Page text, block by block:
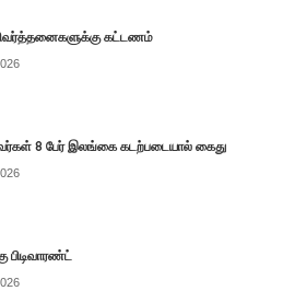
கட்டணம்
8 பேர் இலங்கை கடற்படையால் கைது
பிடிவாரண்ட்